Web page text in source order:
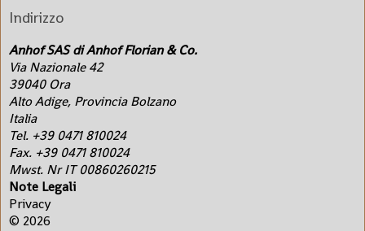
Indirizzo
Anhof SAS di Anhof Florian & Co.
Via Nazionale 42
39040 Ora
Alto Adige, Provincia Bolzano
Italia
Tel. +39 0471 810024
Fax. +39 0471 810024
Mwst. Nr IT 00860260215
Salta
la
navigazione
Note Legali
Privacy
© 2026